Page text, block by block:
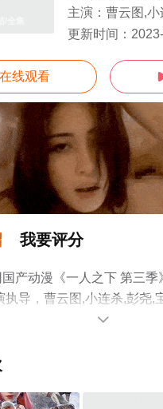
主演： 曹云图,小
更新时间：
在线观看
我要评分
产动漫《一人之下 第三季
执导，曹云图,小连杀,彭尧,
国大陆动漫，大结局剧情已
关信息可移步至豆瓣动漫
